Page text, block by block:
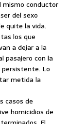
mismo conductor
del sexo
quite la vida.
los que
a dejar a la
pasajero con la
Lo
metida la
casos de
homicidios de